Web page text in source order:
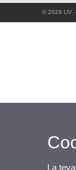
© 2026 UV.
La